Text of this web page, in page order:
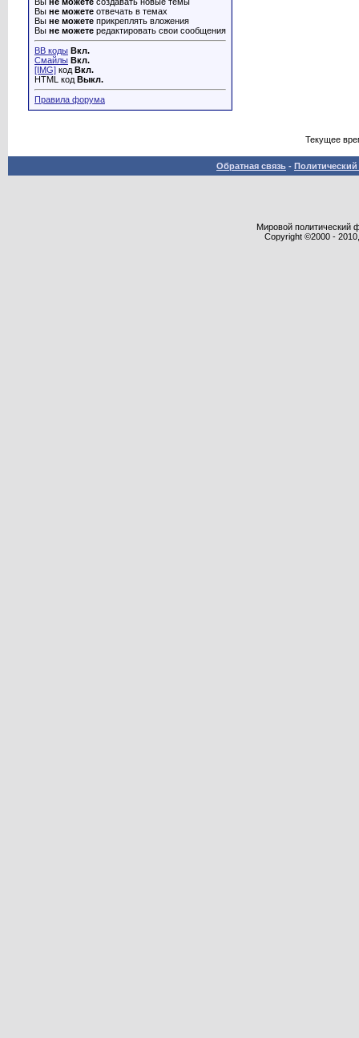
Вы не можете отвечать в темах
Вы не можете прикреплять вложения
Вы не можете редактировать свои сообщения
BB коды Вкл.
Смайлы Вкл.
[IMG] код Вкл.
HTML код Выкл.
Правила форума
Текущее
Обратная связь -
Мировой политический
Copyright ©2000 -